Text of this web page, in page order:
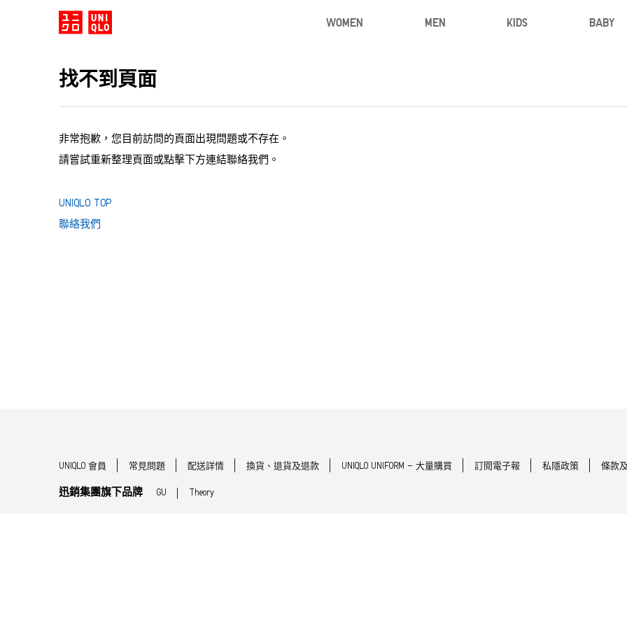
WOMEN MEN KIDS BABY
找不到頁面
非常抱歉，您目前訪問的頁面出現問題或不存在。
請嘗試重新整理頁面或點擊下方連結聯絡我們。
UNIQLO TOP
聯絡我們
UNIQLO 會員 常見問題 配送詳情 換貨、退貨及退款 UNIQLO UNIFORM - 大量購買 訂閱電子報 私隱政策 條款
迅銷集團旗下品牌 GU Theory